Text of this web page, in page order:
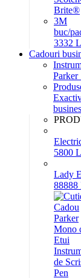
buc/
3332
Cadouri
Parker
5800
Lady
88888